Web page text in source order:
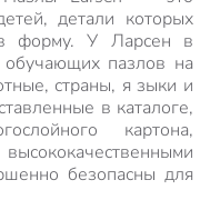
детали которых
форму. У Ларсен в
пазлов на
страны, я зыки и
в каталоге,
картона,
безопасны для